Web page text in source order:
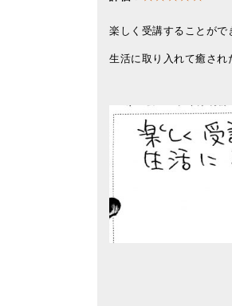
楽しく受講することがで
生活に取り入れて癒され